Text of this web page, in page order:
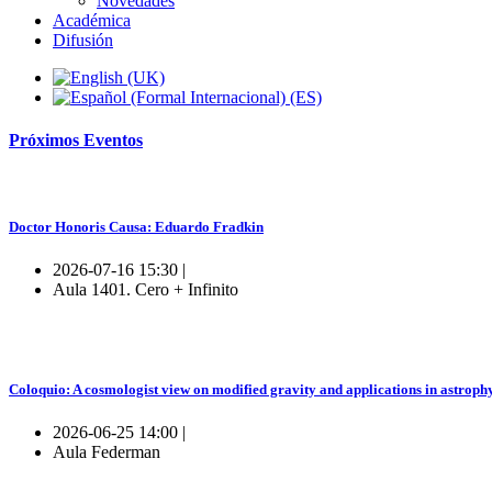
Académica
Difusión
Próximos Eventos
Doctor Honoris Causa: Eduardo Fradkin
2026-07-16 15:30 |
Aula 1401. Cero + Infinito
Coloquio: A cosmologist view on modified gravity and applications in
2026-06-25 14:00 |
Aula Federman